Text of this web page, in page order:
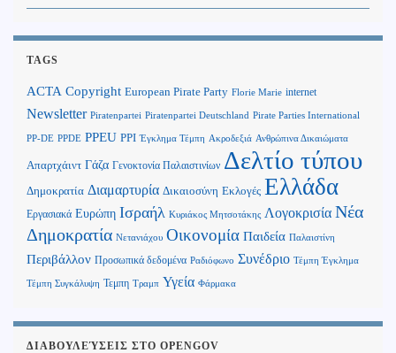
TAGS
ACTA Copyright European Pirate Party Florie Marie internet
Newsletter Piratenpartei Piratenpartei Deutschland Pirate Parties International
PP-DE PPDE PPEU PPI Έγκλημα Τέμπη Ακροδεξιά Ανθρώπινα Δικαιώματα
Απαρτχάιντ Γάζα Γενοκτονία Παλαιστινίων Δελτίο τύπου
Δημοκρατία Διαμαρτυρία Δικαιοσύνη Εκλογές Ελλάδα
Εργασιακά Ευρώπη Ισραήλ Κυριάκος Μητσοτάκης Λογοκρισία Νέα
Δημοκρατία Νετανιάχου Οικονομία Παιδεία Παλαιστίνη
Περιβάλλον Προσωπικά δεδομένα Ραδιόφωνο Συνέδριο Τέμπη Έγκλημα
Τέμπη Συγκάλυψη Τεμπη Τραμπ Υγεία Φάρμακα
ΔΙΑΒΟΥΛΕΎΣΕΙΣ ΣΤΟ OPENGOV